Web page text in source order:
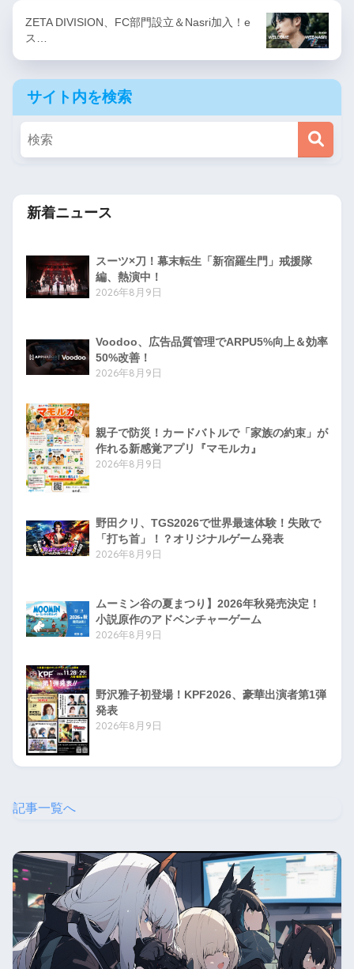
ZETA DIVISION、FC部門設立＆Nasri加入！e
ス…
サイト内を検索
新着ニュース
スーツ×刀！幕末転生「新宿羅生門」戒援隊
編、熱演中！
2026年8月9日
Voodoo、広告品質管理でARPU5%向上＆効率
50%改善！
2026年8月9日
親子で防災！カードバトルで「家族の約束」が
作れる新感覚アプリ『マモルカ』
2026年8月9日
野田クリ、TGS2026で世界最速体験！失敗で
「打ち首」！？オリジナルゲーム発表
2026年8月9日
ムーミン谷の夏まつり】2026年秋発売決定！
小説原作のアドベンチャーゲーム
2026年8月9日
野沢雅子初登場！KPF2026、豪華出演者第1弾
発表
2026年8月9日
記事一覧へ